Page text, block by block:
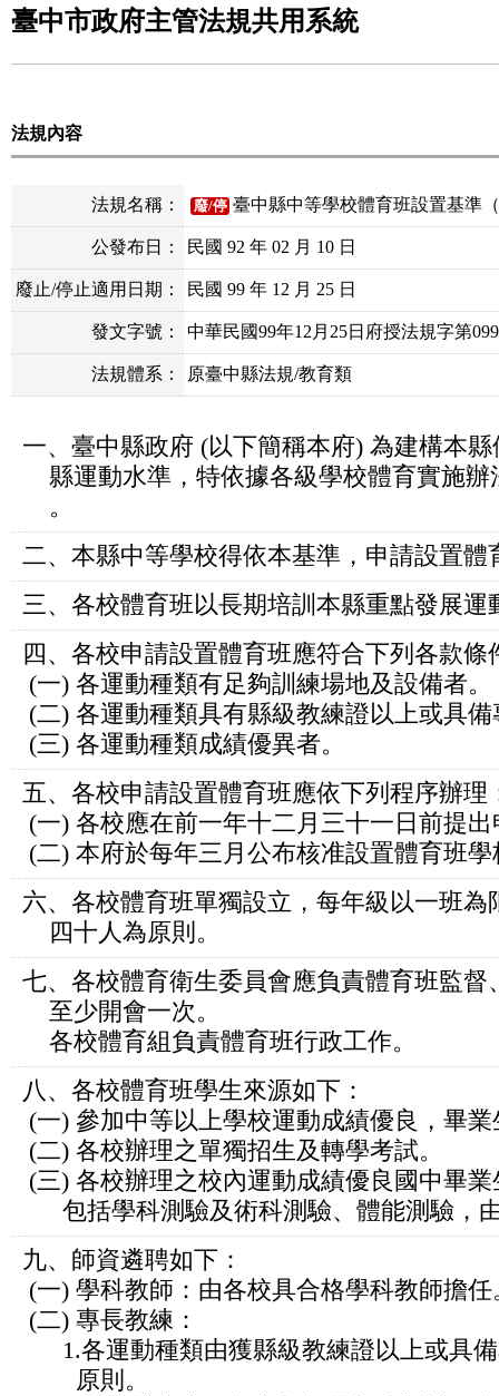
臺中市政府主管法規共用系統
法規內容
法規名稱： 廢/停 臺中縣中等學校體育班設置基準
公發布日： 民國 92 年 02 月 10 日
廢止/停止適用日期： 民國 99 年 12 月 25 日
發文字號： 中華民國99年12月25日府授法規字第
法規體系： 原臺中縣法規/教育類
一、臺中縣政府 (以下簡稱本府) 為建構本
縣運動水準，特依據各級學校體育實施辦
。
二、本縣中等學校得依本基準，申請設置體
三、各校體育班以長期培訓本縣重點發展運
四、各校申請設置體育班應符合下列各款條
(一) 各運動種類有足夠訓練場地及設備者。
(二) 各運動種類具有縣級教練證以上或具
(三) 各運動種類成績優異者。
五、各校申請設置體育班應依下列程序辦理
(一) 各校應在前一年十二月三十一日前提
(二) 本府於每年三月公布核准設置體育班
六、各校體育班單獨設立，每年級以一班
四十人為原則。
七、各校體育衛生委員會應負責體育班監
至少開會一次。
各校體育組負責體育班行政工作。
八、各校體育班學生來源如下：
(一) 參加中等以上學校運動成績優良，畢
(二) 各校辦理之單獨招生及轉學考試。
(三) 各校辦理之校內運動成績優良國中畢
包括學科測驗及術科測驗、體能測驗，
九、師資遴聘如下：
(一) 學科教師：由各校具合格學科教師擔任
(二) 專長教練：
1.各運動種類由獲縣級教練證以上或具
原則。